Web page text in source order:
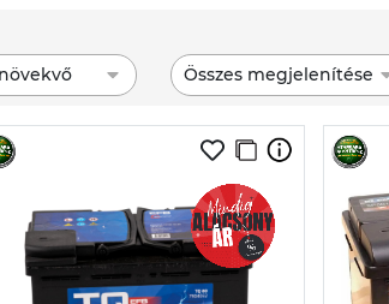
Összes megjelenítése